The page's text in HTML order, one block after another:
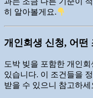
히 알아볼게요.
개인회생 신청, 어떤
도박 빚을 포함한 개인
있습니다. 이 조건들을
받을 수 있으니 참고하세